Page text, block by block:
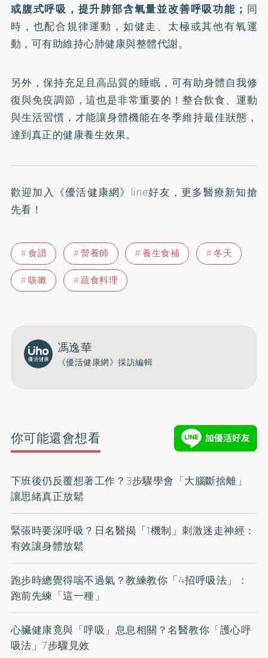
或腹式呼吸，提升肺部含氧量並改善呼吸功能； 同
時，也配合規律運動，如健走、太極或其他有氧運
動，可有助維持心肺健康與整體代謝。
另外，保持充足且高品質的睡眠，可有助身體自我修
復與免疫調節，這也是非常重要的！整合飲食、運動
與生活習慣，才能讓身體機能在冬季維持最佳狀態，
達到真正的健康養生效果。
歡迎加入 《優活健康網》line好友 ，更多醫療新知搶
先看！
食譜 營養師 養生食補
冬天
咳嗽
蔬食料理
馮逸華
《優活健康網》採訪編輯
你可能還會想看
下班後仍反覆想著工作？3步驟學會「大腦斷捨離」
讓思緒真正放鬆
緊張時要深呼吸？日名醫揭「1機制」刺激迷走神經：
有效讓身體放鬆
跑步時總覺得喘不過氣？教練教你「4招呼吸法」：
跑前先練「這一種」
心臟健康竟與「呼吸」息息相關？名醫教你「護心呼
吸法」7步驟見效